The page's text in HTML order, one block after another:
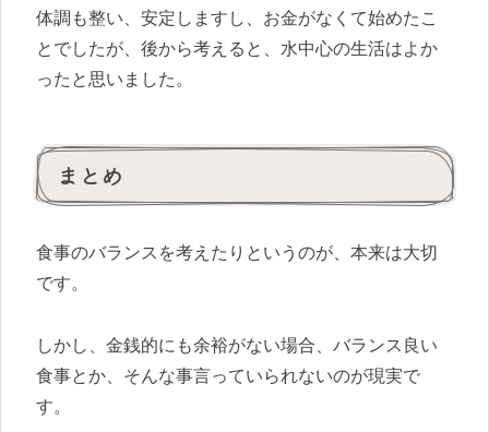
体調も整い、安定しますし、お金がなくて始めたこ
とでしたが、後から考えると、水中心の生活はよか
ったと思いました。
まとめ
食事のバランスを考えたりというのが、本来は大切
です。
しかし、金銭的にも余裕がない場合、バランス良い
食事とか、そんな事言っていられないのが現実で
す。